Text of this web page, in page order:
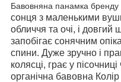
Бавовняна панамка бренду
сонця з маленькими
обличчя та очі, і
запобігає сонячним
спини. Дуже зручно і
колясці, грає у
органічна бавовна